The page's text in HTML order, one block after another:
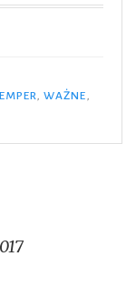
,WAŻNE